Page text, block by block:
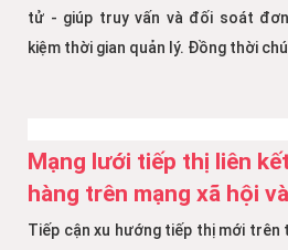
tử - giúp truy vấn và đối soát
kiệm thời gian quản lý. Đồng thời
Mạng lưới tiếp thị liên
hàng trên mạng xã hội
Tiếp cận xu hướng tiếp thị mới